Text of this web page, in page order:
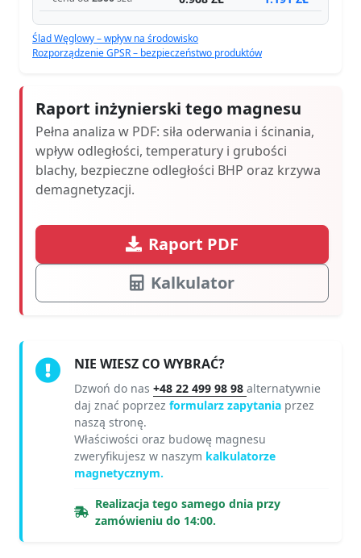
Ślad Węglowy – wpływ na środowisko
Rozporządzenie GPSR – bezpieczeństwo produktów
Raport inżynierski tego magnesu
Pełna analiza w PDF: siła oderwania i ścinania,
wpływ odległości, temperatury i grubości
blachy, bezpieczne odległości BHP oraz krzywa
demagnetyzacji.
Raport PDF
Kalkulator
NIE WIESZ CO WYBRAĆ?
Dzwoń do nas +48 22 499 98 98 alternatywnie
daj znać poprzez formularz zapytania przez
naszą stronę.
Właściwości oraz budowę magnesu
zweryfikujesz w naszym kalkulatorze
magnetycznym.
Realizacja tego samego dnia przy
zamówieniu do 14:00.